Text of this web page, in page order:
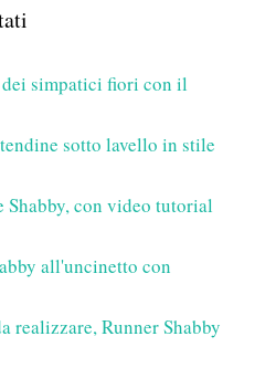
simpatici fiori con il
sotto lavello in stile
Shabby, con video tutorial
all'uncinetto con
realizzare, Runner Shabby